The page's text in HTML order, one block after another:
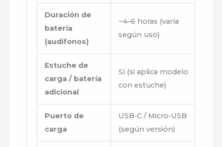
Duración de
batería
(audífonos)
~4–6 horas (varía
según uso)
Estuche de
carga / batería
adicional
Sí (si aplica modelo
con estuche)
Puerto de
carga
USB‑C / Micro‑USB
(según versión)